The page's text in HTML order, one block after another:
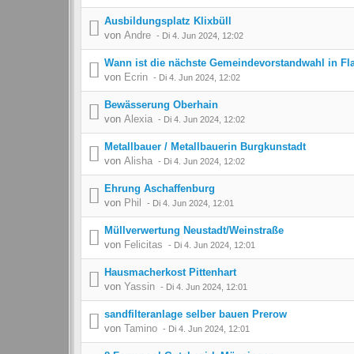
Ausbildungsplatz Klixbüll
von Andre - Di 4. Jun 2024, 12:02
Wann ist die nächste Gemeindevorstandwahl in
von Ecrin - Di 4. Jun 2024, 12:02
Bewässerung Oberhain
von Alexia - Di 4. Jun 2024, 12:02
Metallbauer / Metallbauerin Burgkunstadt
von Alisha - Di 4. Jun 2024, 12:02
Ehrung Aschaffenburg
von Phil - Di 4. Jun 2024, 12:01
Müllverwertung Neustadt/Weinstraße
von Felicitas - Di 4. Jun 2024, 12:01
Hausmacherkost Pittenhart
von Yassin - Di 4. Jun 2024, 12:01
sandfilteranlage selber bauen Prerow
von Tamino - Di 4. Jun 2024, 12:01